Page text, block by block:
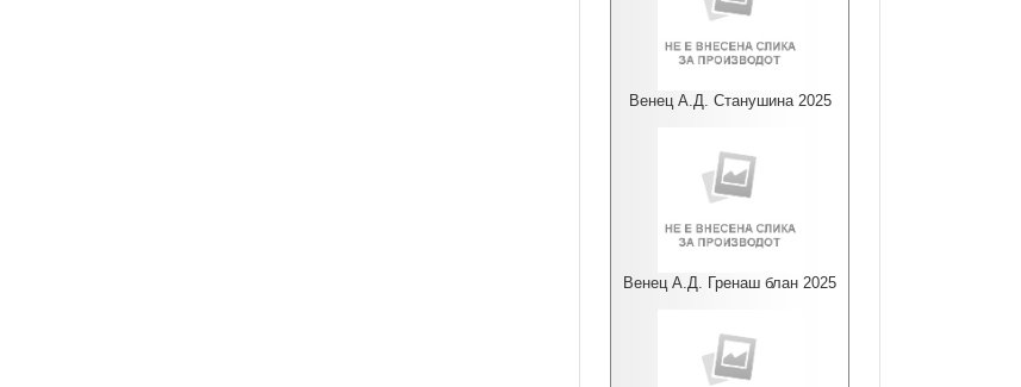
Венец А.Д. Станушина 2025
Венец А.Д. Гренаш блан 2025